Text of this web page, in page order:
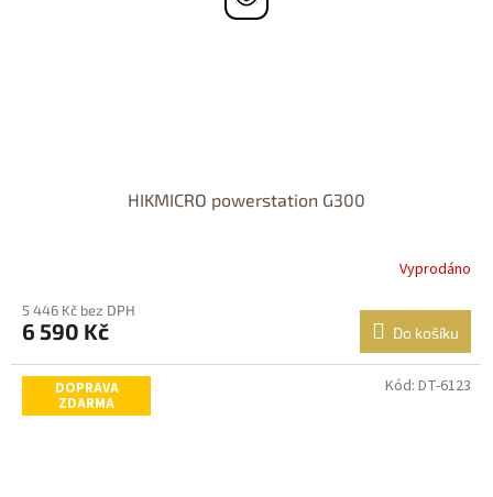
HIKMICRO powerstation G300
Vyprodáno
5 446 Kč bez DPH
6 590 Kč Do košíku
DOPRAVA
ZDARMA
Kód: DT-6123